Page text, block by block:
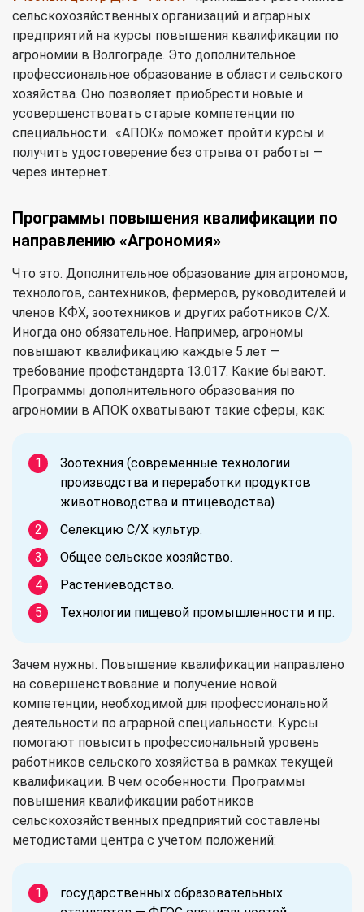
сельскохозяйственных организаций и аграрных
предприятий на курсы повышения квалификации по
агрономии в Волгограде. Это дополнительное
профессиональное образование в области сельского
хозяйства. Оно позволяет приобрести новые и
усовершенствовать старые компетенции по
специальности. «АПОК» поможет пройти курсы и
получить удостоверение без отрыва от работы —
через интернет.
Программы повышения квалификации по
направлению «Агрономия»
Что это. Дополнительное образование для агрономов,
технологов, сантехников, фермеров, руководителей и
членов КФХ, зоотехников и других работников С/Х.
Иногда оно обязательное. Например, агрономы
повышают квалификацию каждые 5 лет —
требование профстандарта 13.017. Какие бывают.
Программы дополнительного образования по
агрономии в АПОК охватывают такие сферы, как:
Зоотехния (современные технологии
производства и переработки продуктов
животноводства и птицеводства)
Селекцию С/Х культур.
Общее сельское хозяйство.
Растениеводство.
Технологии пищевой промышленности и пр.
Зачем нужны. Повышение квалификации направлено
на совершенствование и получение новой
компетенции, необходимой для профессиональной
деятельности по аграрной специальности. Курсы
помогают повысить профессиональный уровень
работников сельского хозяйства в рамках текущей
квалификации. В чем особенности. Программы
повышения квалификации работников
сельскохозяйственных предприятий составлены
методистами центра с учетом положений:
государственных образовательных